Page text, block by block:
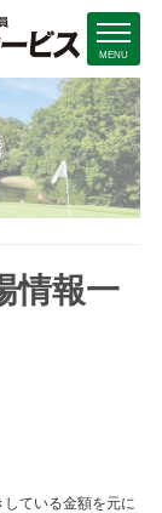
MENU
情報一
ている金額を元に